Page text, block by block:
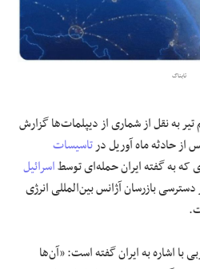
تابناک
به نقل از شماری از دیپلمات‌ها گزارش
حادثه ماه آوریل درتاسیسات
به گفته ایران حمله‌‌ای توسطاسرائیل
بازرسان آژانس بین‌‌المللی انرژی
با اشاره به ایران گفته است: «آن‌ها